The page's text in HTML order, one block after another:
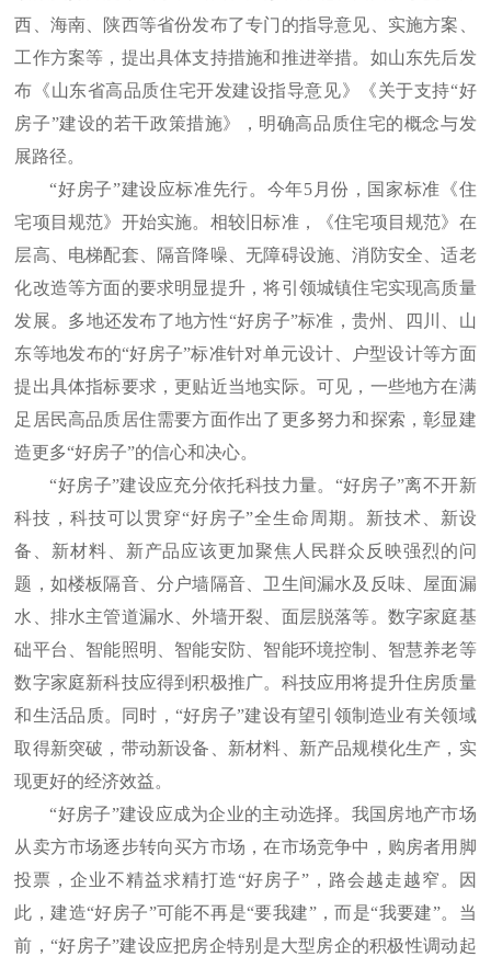
西、海南、陕西等省份发布了专门的指导意见、实施方案、
工作方案等，提出具体支持措施和推进举措。如山东先后发
布《山东省高品质住宅开发建设指导意见》《关于支持“好
房子”建设的若干政策措施》，明确高品质住宅的概念与发
展路径。
“好房子”建设应标准先行。今年5月份，国家标准《住
宅项目规范》开始实施。相较旧标准，《住宅项目规范》在
层高、电梯配套、隔音降噪、无障碍设施、消防安全、适老
化改造等方面的要求明显提升，将引领城镇住宅实现高质量
发展。多地还发布了地方性“好房子”标准，贵州、四川、山
东等地发布的“好房子”标准针对单元设计、户型设计等方面
提出具体指标要求，更贴近当地实际。可见，一些地方在满
足居民高品质居住需要方面作出了更多努力和探索，彰显建
造更多“好房子”的信心和决心。
“好房子”建设应充分依托科技力量。“好房子”离不开新
科技，科技可以贯穿“好房子”全生命周期。新技术、新设
备、新材料、新产品应该更加聚焦人民群众反映强烈的问
题，如楼板隔音、分户墙隔音、卫生间漏水及反味、屋面漏
水、排水主管道漏水、外墙开裂、面层脱落等。数字家庭基
础平台、智能照明、智能安防、智能环境控制、智慧养老等
数字家庭新科技应得到积极推广。科技应用将提升住房质量
和生活品质。同时，“好房子”建设有望引领制造业有关领域
取得新突破，带动新设备、新材料、新产品规模化生产，实
现更好的经济效益。
“好房子”建设应成为企业的主动选择。我国房地产市场
从卖方市场逐步转向买方市场，在市场竞争中，购房者用脚
投票，企业不精益求精打造“好房子”，路会越走越窄。因
此，建造“好房子”可能不再是“要我建”，而是“我要建”。当
前，“好房子”建设应把房企特别是大型房企的积极性调动起